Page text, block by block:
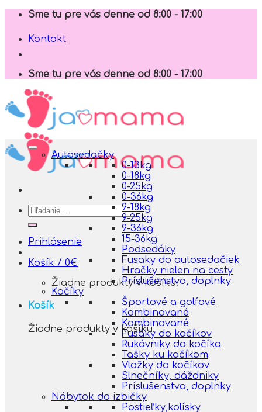
Skip
content
Sme tu pre vás denne od 8:00 - 17:00
Kontakt
Sme tu pre vás denne od 8:00 - 17:00
Hľadať:
Prihlásenie
Košík / 0€
Žiadne produkty v košíku.
Košík
Žiadne produkty v košíku.
Autosedačky
0-13kg
0-18kg
0-25kg
0-36kg
9-18kg
9-25kg
9-36kg
15-36kg
Podsedáky
Fusaky do autosedačiek
Hračky nielen na cesty
Príslušenstvo, doplnky
Kočíky
Športové a golfové
Kombinované
Kombinované
Fusáky do kočíkov
Rukávniky do kočíka
Tašky ku kočíkom
Vložky do kočíkov
Slnečníky, dáždniky
Príslušenstvo, doplnky
Nábytok do izbičky
Postieľky,kolísky